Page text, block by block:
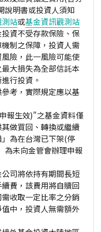
說明書或投資人須知
站或基金資訊觀測站
資不受存款保險、保
制之保障，投資人需
險，此一風險可能使
大損失為全部信託本
行投資。
考，實際規定應以基
報生效)"之基金資料僅
做買回、轉換或繼續
為在台灣已下架(停
為未向金管會辦理申報
司將依持有期間長短
費，該費用將自贖回
收取一定比率之分銷
中，投資人無需額外